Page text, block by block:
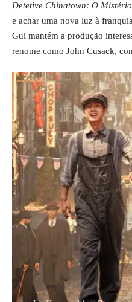
Detetive Chinatown: O
e achar uma nova luz à
Gui mantém a produção
renome como John Cusack,